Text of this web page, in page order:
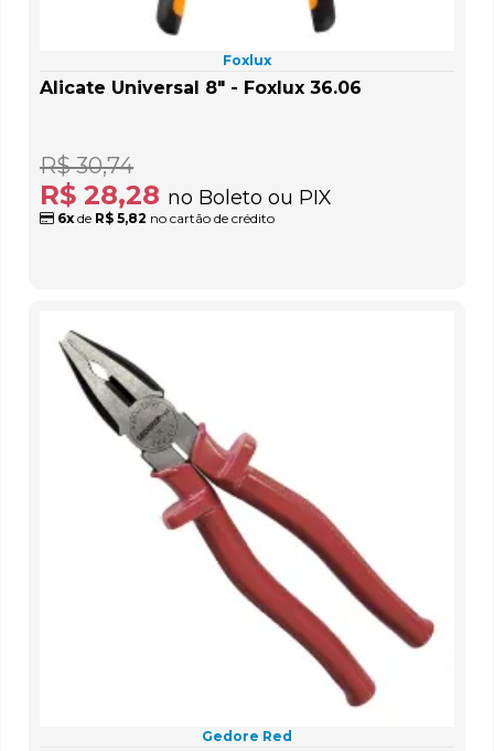
Foxlux
Alicate Universal 8" - Foxlux 36.06
R$ 28,28 no Boleto ou PIX
R$ 30,74
6x de R$ 5,82 no cartão de crédito
Gedore Red